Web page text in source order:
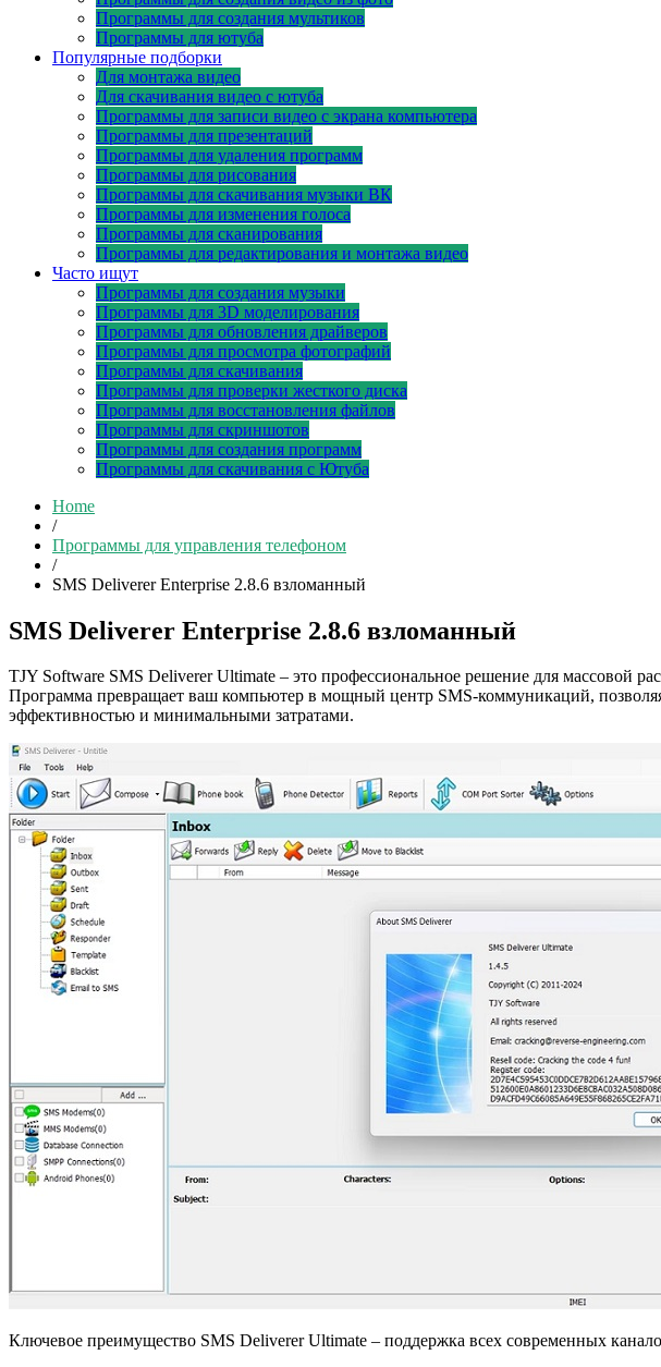
Программы для создания мультиков
Программы для ютуба
Популярные подборки
Для монтажа видео
Для скачивания видео с ютуба
Программы для записи видео с экрана компьютера
Программы для презентаций
Программы для удаления программ
Программы для рисования
Программы для скачивания музыки ВК
Программы для изменения голоса
Программы для сканирования
Программы для редактирования и монтажа видео
Часто ищут
Программы для создания музыки
Программы для 3D моделирования
Программы для обновления драйверов
Программы для просмотра фотографий
Программы для скачивания
Программы для проверки жесткого диска
Программы для восстановления файлов
Программы для скриншотов
Программы для создания программ
Программы для скачивания с Ютуба
Home
/
Программы для управления телефоном
/
SMS Deliverer Enterprise 2.8.6 взломанный
SMS Deliverer Enterprise 2.8.6 взломанный
TJY Software SMS Deliverer Ultimate – это профессиональное решение для массовой
Программа превращает ваш компьютер в мощный центр SMS-коммуникаций,
эффективностью и минимальными затратами.
Ключевое преимущество SMS Deliverer Ultimate – поддержка всех современных